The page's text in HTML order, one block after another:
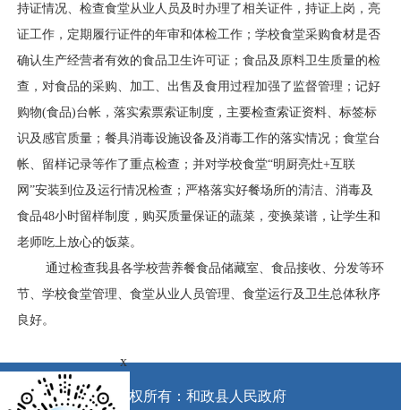
持证情况、检查食堂从业人员及时办理了相关证件，持证上岗，亮
证工作，定期履行证件的年审和体检工作；学校食堂采购食材是否
确认生产经营者有效的食品卫生许可证；食品及原料卫生质量的检
查，对食品的采购、加工、出售及食用过程加强了监督管理；记好
购物(食品)台帐，落实索票索证制度，主要检查索证资料、标签标
识及感官质量；餐具消毒设施设备及消毒工作的落实情况；食堂台
帐、留样记录等作了重点检查；并对学校食堂“明厨亮灶+互联
网”安装到位及运行情况检查；严格落实好餐场所的清洁、消毒及
食品48小时留样制度，购买质量保证的蔬菜，变换菜谱，让学生和
老师吃上放心的饭菜。
通过检查我县各学校营养餐食品储藏室、食品接收、分发等环
节、学校食堂管理、食堂从业人员管理、食堂运行及卫生总体秋序
良好。
版权所有：和政县人民政府
x